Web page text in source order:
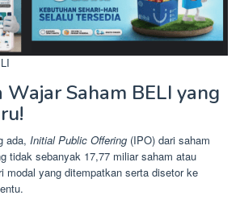
Wajar Saham BELI yang
ada, Initial Public Offering (IPO) dari saham
tidak sebanyak 17,77 miliar saham atau
modal yang ditempatkan serta disetor ke